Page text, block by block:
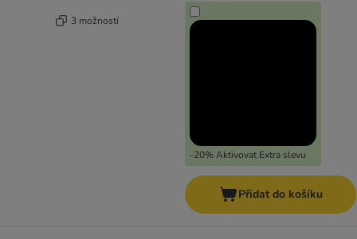
3 možností
-20% Aktivovat Extra slevu
Přidat do košíku